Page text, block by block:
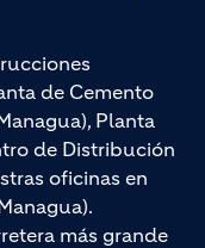
de Cemento
Planta
de Distribución
oficinas en
más grande